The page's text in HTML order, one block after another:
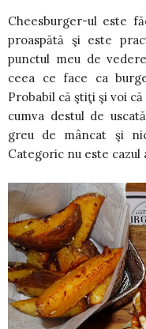
Cheesburger-ul este
proaspătă şi este
punctul meu de
ceea ce face ca
Probabil că ştiţi şi voi
cumva destul de
greu de mâncat şi
Categoric nu este cazul